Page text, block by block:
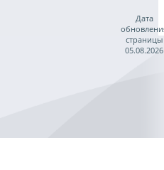
Дата
страницы
05.08.2026